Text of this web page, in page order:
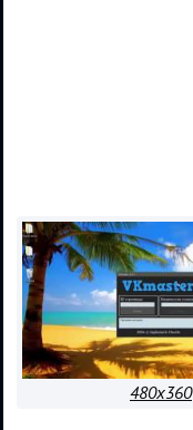
480x360